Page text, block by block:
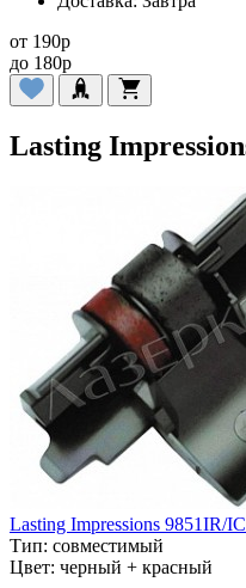
от 190p
до 180p
Lasting
Lasting Impressions 9851IR/
Тип: совместимый
Цвет: черный + красный